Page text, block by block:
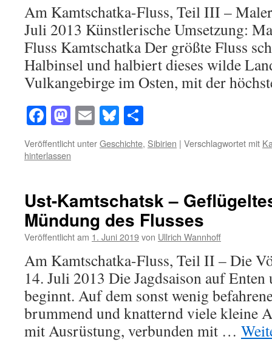
Am Kamtschatka-Fluss, Teil III –
Juli 2013 Künstlerische Umsetzung:
Fluss Kamtschatka Der größte Fluss
Halbinsel und halbiert dieses wilde
Vulkangebirge im Osten, mit der
Facebook
Mastodon
EmailBluesky
Veröffentlicht unterGeschichte, Sibirien | Verschlagwortet mit
hinterlassen
Ust-Kamtschatsk –
Mündung des Flusses
Veröffentlicht am 1. Juni 2019von Ullrich Wannhoff
Am Kamtschatka-Fluss, Teil II – Die
14. Juli 2013 Die Jagdsaison auf Enten
beginnt. Auf dem sonst wenig
brummend und knatternd viele kleine
mit Ausrüstung, verbunden mit …